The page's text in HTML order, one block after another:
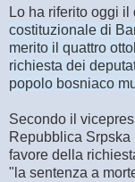
Lo ha riferito oggi
costituzionale di
merito il quattro
richiesta dei
popolo bosniaco
Secondo il
Repubblica Srpska
favore della
"la sentenza a